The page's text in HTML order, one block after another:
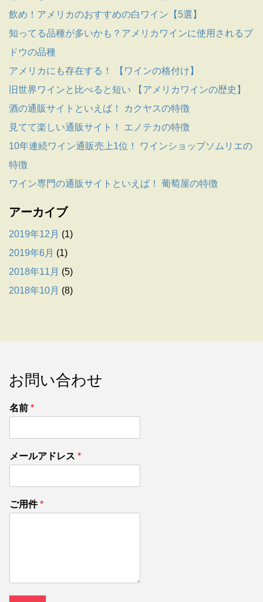
飲め！アメリカのおすすめの白ワイン【5選】
知ってる品種が多いかも？アメリカワインに使用されるブ
ドウの品種
アメリカにも存在する！ 【ワインの格付け】
旧世界ワインと比べると短い 【アメリカワインの歴史】
酒の通販サイトといえば！ カクヤスの特徴
見てて楽しい通販サイト！ エノテカの特徴
10年連続ワイン通販売上1位！ ワインショップソムリエの
特徴
ワイン専門の通販サイトといえば！ 葡萄屋の特徴
アーカイブ
2019年12月 (1)
2019年6月 (1)
2018年11月 (5)
2018年10月 (8)
お問い合わせ
名前 *
メールアドレス *
ご用件*